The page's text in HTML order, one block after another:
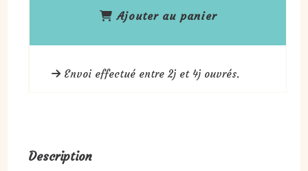
Ajouter au panier
Envoi effectué entre 2j et 4j ouvrés.
Description